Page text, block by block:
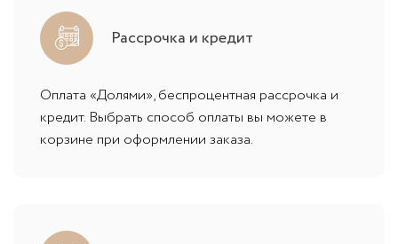
Рассрочка и кредит
Оплата «Долями», беспроцентная рассрочка и
кредит. Выбрать способ оплаты вы можете в
корзине при оформлении заказа.